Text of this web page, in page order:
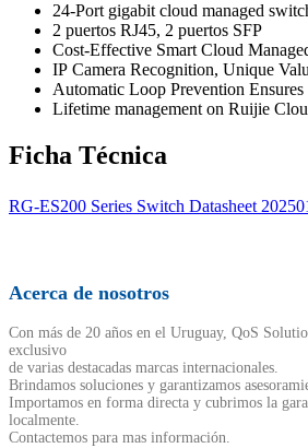
24-Port gigabit cloud managed
2 puertos RJ45, 2 puertos SFP
Cost-Effective Smart Cloud
IP Camera Recognition, Unique
Automatic Loop Prevention
Lifetime management on Ruijie
Ficha Técnica
RG-ES200 Series Switch Datasheet
Acerca de nosotros
Con más de 20 años en el Uruguay, QoS
exclusivo
de varias destacadas marcas internacionales.
Brindamos soluciones y garantizamos
Importamos en forma directa y cubrimos la
localmente.
Contactemos para mas información.